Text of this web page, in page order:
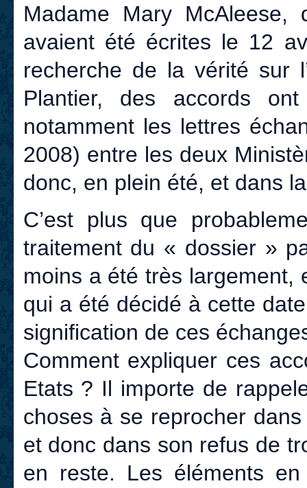
Madame Mary
avaient été écrites le 12
recherche de la vérité sur
Plantier, des accords
notamment les lettres
2008) entre les deux
donc, en plein été, et dans
C’est plus que
traitement du « dossier »
moins a été très largement,
qui a été décidé à cette
signification de ces
Comment expliquer ces
Etats ? Il importe de
choses à se reprocher
et donc dans son refus de
en reste. Les éléments